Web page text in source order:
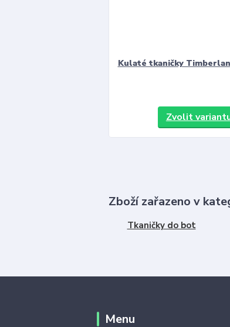
Kulaté tkaničky
Zvolit
Zboží zařazeno v
Tkaničky do bot
Menu